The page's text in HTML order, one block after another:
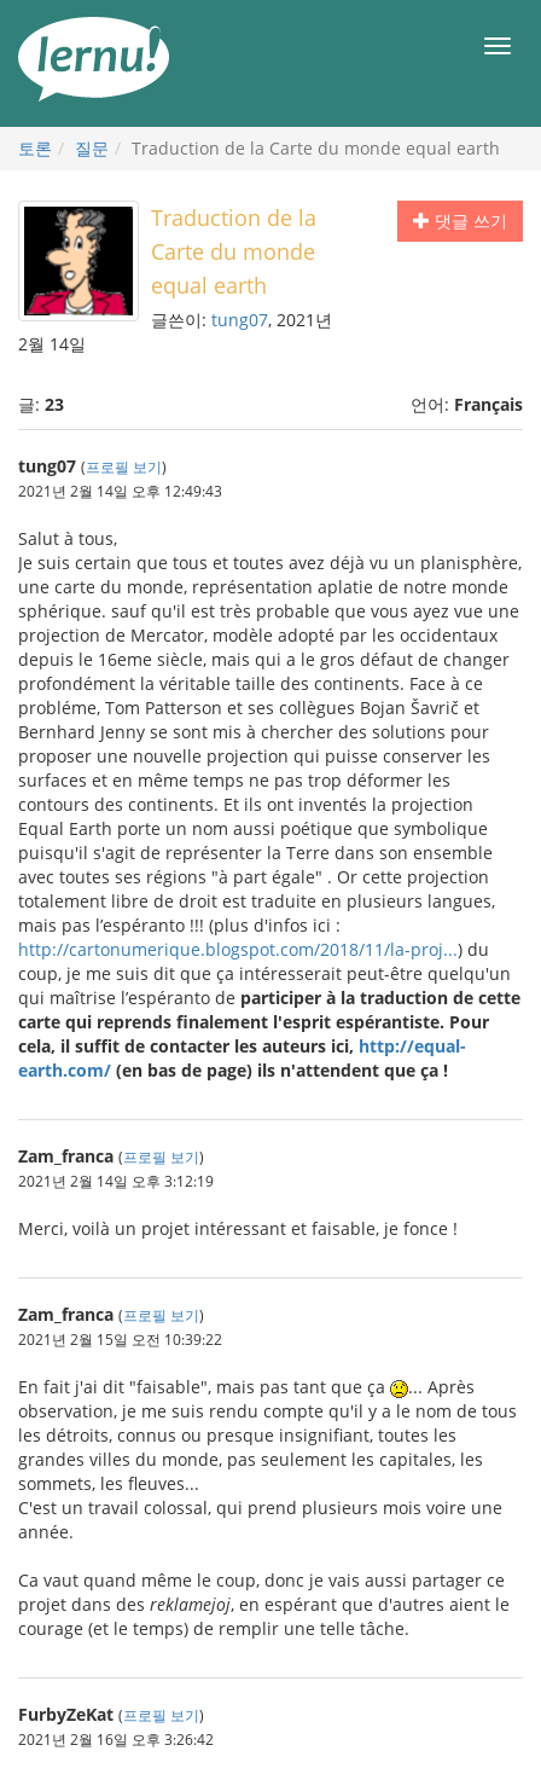
메
토론 질문 Traduction de la Carte du monde equal earth
댓글 쓰기
Traduction de la
Carte du monde
equal earth
글쓴이: tung07, 2021년
2월 14일
글: 23 언어: Français
tung07 (프로필 보기)
2021년 2월 14일 오후 12:49:43
Salut à tous,
Je suis certain que tous et toutes avez déjà vu un planisphère,
une carte du monde, représentation aplatie de notre monde
sphérique. sauf qu'il est très probable que vous ayez vue une
projection de Mercator, modèle adopté par les occidentaux
depuis le 16eme siècle, mais qui a le gros défaut de changer
profondément la véritable taille des continents. Face à ce
probléme, Tom Patterson et ses collègues Bojan Šavrič et
Bernhard Jenny se sont mis à chercher des solutions pour
proposer une nouvelle projection qui puisse conserver les
surfaces et en même temps ne pas trop déformer les
contours des continents. Et ils ont inventés la projection
Equal Earth porte un nom aussi poétique que symbolique
puisqu'il s'agit de représenter la Terre dans son ensemble
avec toutes ses régions "à part égale" . Or cette projection
totalement libre de droit est traduite en plusieurs langues,
mais pas l’espéranto !!! (plus d'infos ici :
http://cartonumerique.blogspot.com/2018/11/la-proj...) du
coup, je me suis dit que ça intéresserait peut-être quelqu'un
qui maîtrise l’espéranto de participer à la traduction de cette
carte qui reprends finalement l'esprit espérantiste. Pour
cela, il suffit de contacter les auteurs ici, http://equal-
earth.com/ (en bas de page) ils n'attendent que ça !
Zam_franca (프로필 보기)
2021년 2월 14일 오후 3:12:19
Merci, voilà un projet intéressant et faisable, je fonce !
Zam_franca (프로필 보기)
2021년 2월 15일 오전 10:39:22
En fait j'ai dit "faisable", mais pas tant que ça
... Après
observation, je me suis rendu compte qu'il y a le nom de tous
les détroits, connus ou presque insignifiant, toutes les
grandes villes du monde, pas seulement les capitales, les
sommets, les fleuves...
C'est un travail colossal, qui prend plusieurs mois voire une
année.
Ca vaut quand même le coup, donc je vais aussi partager ce
projet dans des reklamejoj, en espérant que d'autres aient le
courage (et le temps) de remplir une telle tâche.
FurbyZeKat (프로필 보기)
2021년 2월 16일 오후 3:26:42